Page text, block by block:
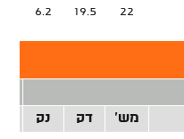
22
19.5
6.2
מש' דק נק